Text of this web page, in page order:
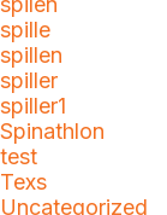
spille
spillen
spiller
spiller1
Spinathlon
test
Texs
Uncategorized